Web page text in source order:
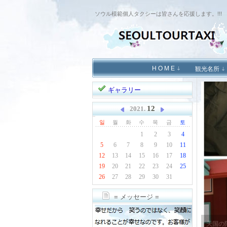
ソウル模範個人タクシーは皆さんを応援します。!!!
H O M E 観光名所
ギャラリー
2021. 12
일 월 화 수 목 금 토
1 2 3
4
5
6 7 8 9 10
11
12
13 14 15 16 17
18
19
20 21 22 23 24
25
26
27 28 29 30 31
= メッセージ =
天国の
Sketchbook5, 스케치북5
Sketchbook5, 스케치북5